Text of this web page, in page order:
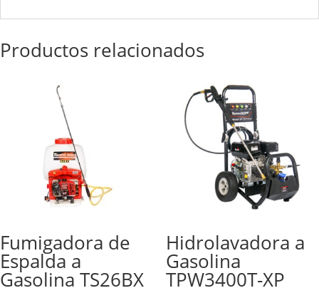
Productos relacionados
Fumigadora de
Espalda a
Gasolina TS26BX
Hidrolavadora a
Gasolina
TPW3400T-XP